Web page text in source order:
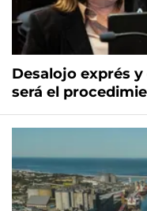
Desalojo exprés
será el